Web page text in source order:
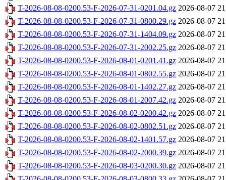
T-2026-08-08-0200.53-F-2026-07-31-0201.04.gz 2026-08-07
T-2026-08-08-0200.53-F-2026-07-31-0800.29.gz 2026-08-07
T-2026-08-08-0200.53-F-2026-07-31-1404.09.gz 2026-08-07
T-2026-08-08-0200.53-F-2026-07-31-2002.25.gz 2026-08-07
T-2026-08-08-0200.53-F-2026-08-01-0201.41.gz 2026-08-07
T-2026-08-08-0200.53-F-2026-08-01-0802.55.gz 2026-08-07
T-2026-08-08-0200.53-F-2026-08-01-1402.27.gz 2026-08-07
T-2026-08-08-0200.53-F-2026-08-01-2007.42.gz 2026-08-07
T-2026-08-08-0200.53-F-2026-08-02-0200.42.gz 2026-08-07
T-2026-08-08-0200.53-F-2026-08-02-0802.51.gz 2026-08-07
T-2026-08-08-0200.53-F-2026-08-02-1401.57.gz 2026-08-07
T-2026-08-08-0200.53-F-2026-08-02-2000.39.gz 2026-08-07
T-2026-08-08-0200.53-F-2026-08-03-0200.30.gz 2026-08-07